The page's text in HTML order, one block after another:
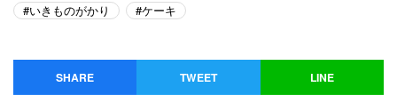
いきものがかり ケーキ
SHARE TWEET LINE